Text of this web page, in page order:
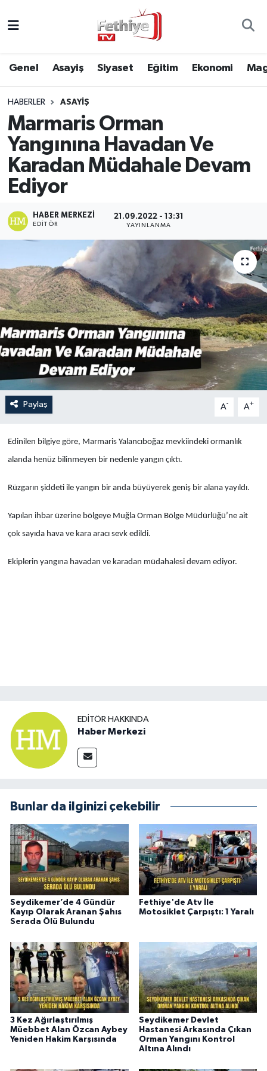
Genel Asayiş Siyaset Eğitim Ekonomi
HABERLER ASAYIŞ
Marmaris Orman
Yangınına Havadan Ve
Karadan Müdahale Devam
Ediyor
HABER MERKEZI
EDITÖR
21.09.2022 - 13:31
YAYINLANMA
Paylaş A- A+
Edinilen bilgiye göre, Marmaris Yalancıboğaz mevkiindeki ormanlık
alanda henüz bilinmeyen bir nedenle yangın çıktı.
Rüzgarın şiddeti ile yangın bir anda büyüyerek geniş bir alana yayıldı.
Yapılan ihbar üzerine bölgeye Muğla Orman Bölge Müdürlüğü’ne ait
çok sayıda hava ve kara aracı sevk edildi.
Ekiplerin yangına havadan ve karadan müdahalesi devam ediyor.
EDITÖR HAKKINDA
Haber Merkezi
Bunlar da ilginizi çekebilir
Seydikemer’de 4 Gündür
Kayıp Olarak Aranan Şahıs
Serada Ölü Bulundu
Fethiye'de Atv İle
Motosiklet Çarpıştı: 1 Yaralı
3 Kez Ağırlaştırılmış
Müebbet Alan Özcan Aybey
Yeniden Hakim Karşısında
Seydikemer Devlet
Hastanesi Arkasında Çıkan
Orman Yangını Kontrol
Altına Alındı
Asayiş
Ekonomi
Kültür
Magazin
Turizm
Muğla Hava Durumu
Muğla Namaz Vakitleri
Muğla Trafik Yoğunluk Haritası
Süper Lig Puan Durumu ve Fikstür
Tüm Manşetler
Son Dakika Haberleri
Haber Arşivi